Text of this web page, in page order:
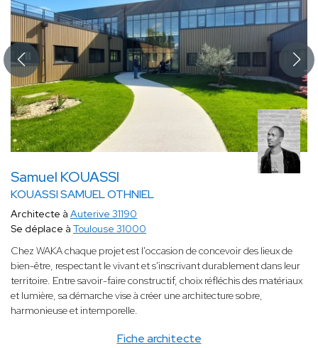
Samuel KOUASSI
KOUASSI SAMUEL OTHNIEL
Fiche architecte
Architecte à Auterive 31190
Se déplace à Toulouse 31000
Chez WAKA chaque projet est l'occasion de concevoir des lieux de
bien-être, respectant le vivant et s'inscrivant durablement dans leur
territoire. Entre savoir-faire constructif, choix réfléchis des matériaux
et lumière, sa démarche vise à créer une architecture sobre,
harmonieuse et intemporelle.